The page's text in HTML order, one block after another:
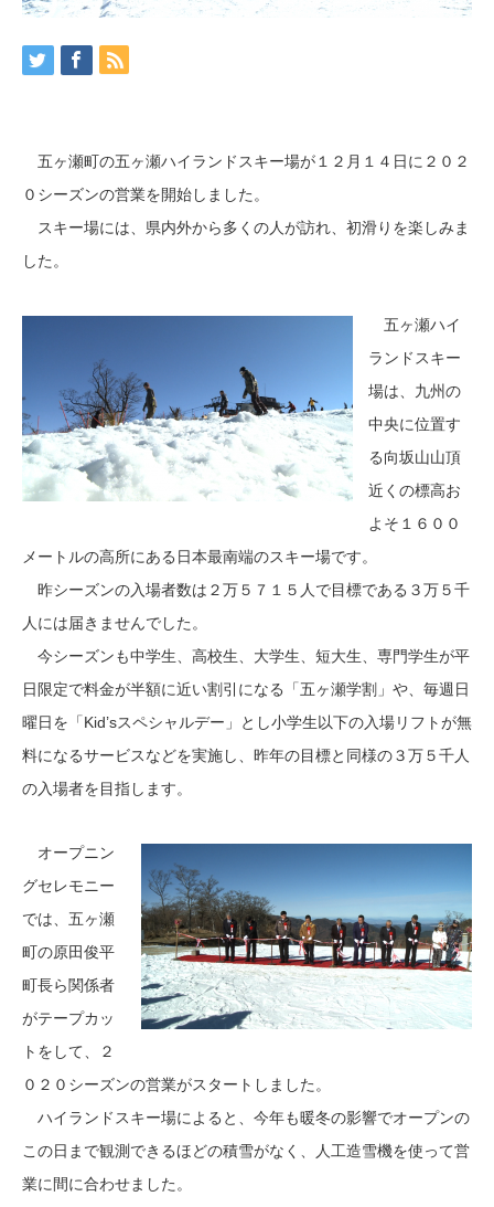
五ヶ瀬町の五ヶ瀬ハイランドスキー場が１２月１４日に２０２
０シーズンの営業を開始しました。
スキー場には、県内外から多くの人が訪れ、初滑りを楽しみま
した。
五ヶ瀬ハイ
ランドスキー
場は、九州の
中央に位置す
る向坂山山頂
近くの標高お
よそ１６００
メートルの高所にある日本最南端のスキー場です。
昨シーズンの入場者数は２万５７１５人で目標である３万５千
人には届きませんでした。
今シーズンも中学生、高校生、大学生、短大生、専門学生が平
日限定で料金が半額に近い割引になる「五ヶ瀬学割」や、毎週日
曜日を「Kid’sスペシャルデー」とし小学生以下の入場リフトが無
料になるサービスなどを実施し、昨年の目標と同様の３万５千人
の入場者を目指します。
オープニン
グセレモニー
では、五ヶ瀬
町の原田俊平
町長ら関係者
がテープカッ
トをして、２
０２０シーズンの営業がスタートしました。
ハイランドスキー場によると、今年も暖冬の影響でオープンの
この日まで観測できるほどの積雪がなく、人工造雪機を使って営
業に間に合わせました。